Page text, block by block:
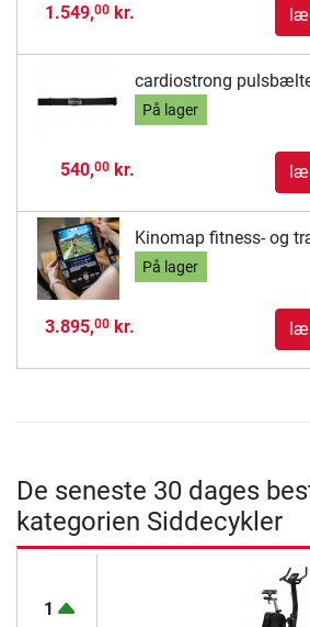
1.549,00kr.
cardiostrong
På lager
540,00kr.
Kinomap fitness- og
På lager
3.895,00kr.
De seneste 30 dages
kategorien Siddecykler
1